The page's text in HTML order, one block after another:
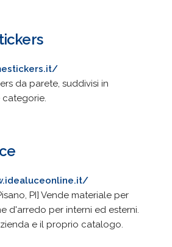
da parete, suddivisi in
PI] Vende materiale per
d'arredo per interni ed esterni.
e il proprio catalogo.